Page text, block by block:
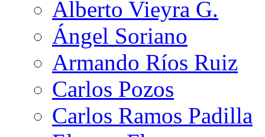
Alberto Vieyra G.
Ángel Soriano
Armando Ríos Ruiz
Carlos Pozos
Carlos Ramos Padilla